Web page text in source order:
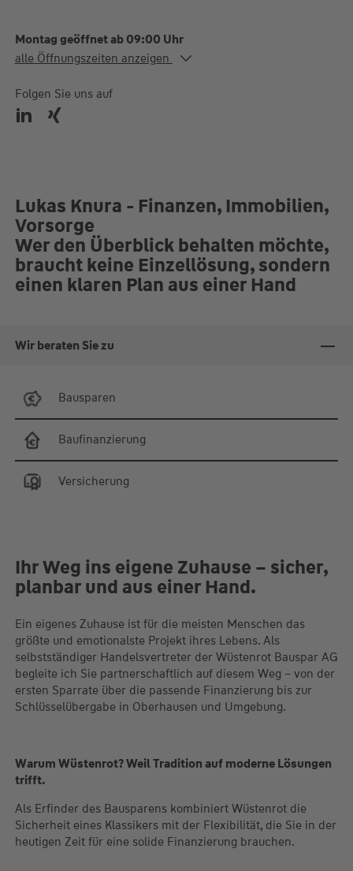
Montag geöffnet ab 09:00 Uhr
Alle Öffnungszeiten
alle Öffnungszeiten anzeigen
Folgen Sie uns auf
Lukas Knura - Finanzen, Immobilien,
Vorsorge
Wer den Überblick behalten möchte,
braucht keine Einzellösung, sondern
einen klaren Plan aus einer Hand
Wir beraten Sie zu
Bausparen
Baufinanzierung
Versicherung
Ihr Weg ins eigene Zuhause – sicher,
planbar und aus einer Hand.
Ein eigenes Zuhause ist für die meisten Menschen das
größte und emotionalste Projekt ihres Lebens. Als
selbstständiger Handelsvertreter der Wüstenrot Bauspar AG
begleite ich Sie partnerschaftlich auf diesem Weg – von der
ersten Sparrate über die passende Finanzierung bis zur
Schlüsselübergabe in Oberhausen und Umgebung.
Warum Wüstenrot? Weil Tradition auf moderne Lösungen
trifft.
Als Erfinder des Bausparens kombiniert Wüstenrot die
Sicherheit eines Klassikers mit der Flexibilität, die Sie in der
heutigen Zeit für eine solide Finanzierung brauchen.